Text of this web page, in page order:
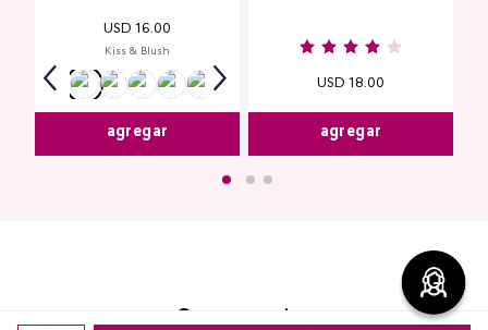
USD 16.00
Kiss & Blush
agregar
USD 18.00
agregar